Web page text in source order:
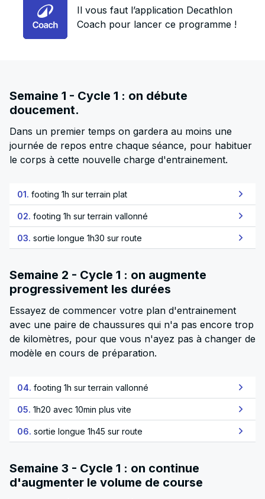
Il vous faut l’application Decathlon
Coach pour lancer ce programme !
Semaine 1 - Cycle 1 : on débute
doucement.
Dans un premier temps on gardera au moins une
journée de repos entre chaque séance, pour habituer
le corps à cette nouvelle charge d'entrainement.
01. footing 1h sur terrain plat
02. footing 1h sur terrain vallonné
03. sortie longue 1h30 sur route
Semaine 2 - Cycle 1 : on augmente
progressivement les durées
Essayez de commencer votre plan d'entrainement
avec une paire de chaussures qui n'a pas encore trop
de kilomètres, pour que vous n'ayez pas à changer de
modèle en cours de préparation.
04. footing 1h sur terrain vallonné
05. 1h20 avec 10min plus vite
06. sortie longue 1h45 sur route
Semaine 3 - Cycle 1 : on continue
d'augmenter le volume de course